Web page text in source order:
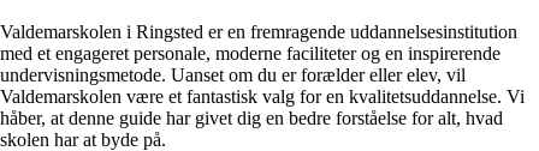
Valdemarskolen i Ringsted er en fremragende uddannelsesinstitution
med et engageret personale, moderne faciliteter og en inspirerende
undervisningsmetode. Uanset om du er forælder eller elev, vil
Valdemarskolen være et fantastisk valg for en kvalitetsuddannelse. Vi
håber, at denne guide har givet dig en bedre forståelse for alt, hvad
skolen har at byde på.